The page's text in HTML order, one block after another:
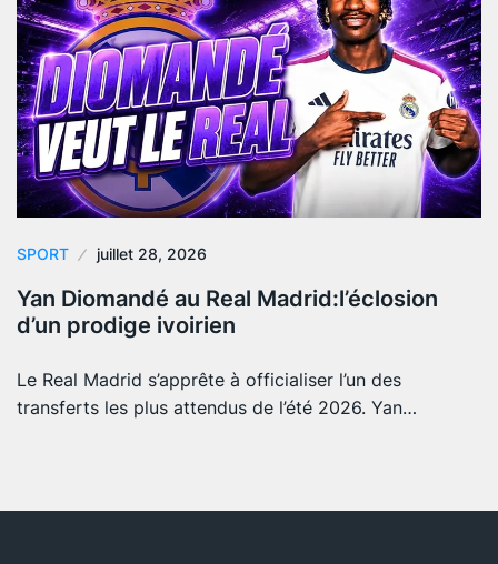
SPORT juillet 28, 2026
Yan Diomandé au Real Madrid:l’éclosion
d’un prodige ivoirien
Le Real Madrid s’apprête à officialiser l’un des
transferts les plus attendus de l’été 2026. Yan…